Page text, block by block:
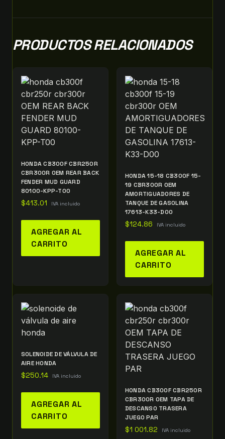
PRODUCTOS RELACIONADOS
HONDA CB300F CBR250R
CBR300R OEM REAR BACK
FENDER MUD GUARD
80100-KPP-T00
$413.01 IVA incluido
AGREGAR AL
CARRITO
HONDA 15-18 CB300F 15-
19 CBR300R OEM
AMORTIGUADORES DE
TANQUE DE GASOLINA
17613-K33-D00
$124.86 IVA incluido
AGREGAR AL
CARRITO
SOLENOIDE DE VÁLVULA DE
AIRE HONDA
$250.14 IVA incluido
AGREGAR AL
CARRITO
HONDA CB300F CBR250R
CBR300R OEM TAPA DE
DESCANSO TRASERA
JUEGO PAR
$1 001.82 IVA incluido